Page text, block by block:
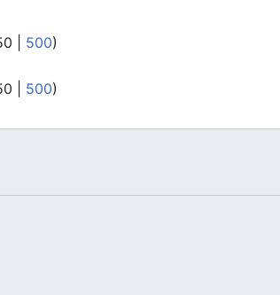
500)
500)